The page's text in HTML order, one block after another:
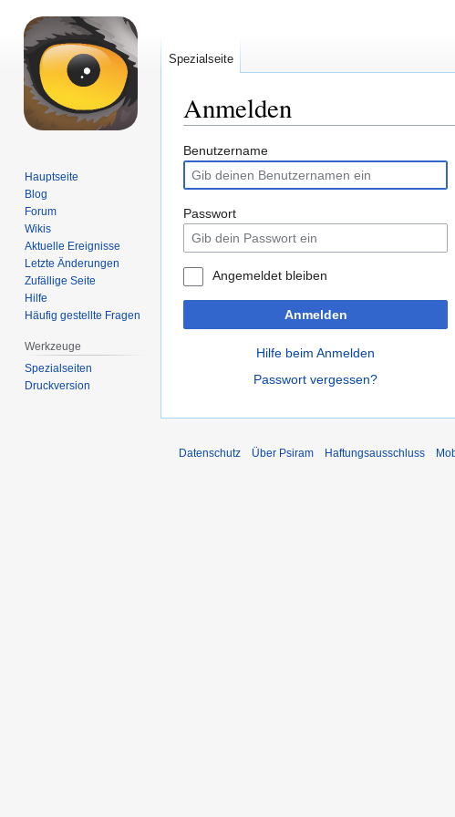
Anmelden
Zur
Navigation
springen
Zur
Suche
springen
Benutzername
Passwort
Angemeldet bleiben
Anmelden
Hilfe beim Anmelden
Passwort vergessen?
Spezialseite
Hauptseite
Blog
Forum
Wikis
Aktuelle Ereignisse
Letzte Änderungen
Zufällige Seite
Hilfe
Häufig gestellte Fragen
Werkzeuge
Spezialseiten
Druckversion
Datenschutz Über Psiram Haftungsausschluss